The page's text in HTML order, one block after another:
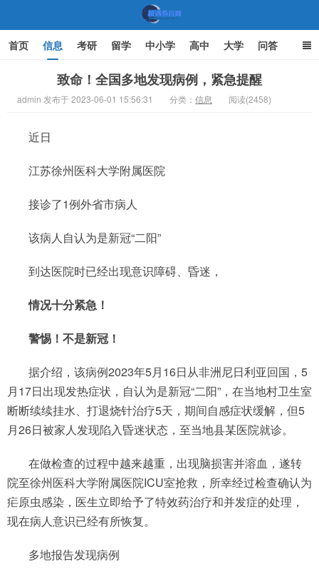
首页 信息 考研 留学 中小学 高中 大学 问答
家庭教育
致命！全国多地发现病例，紧急提醒
admin 发布于 2023-06-01 15:56:31 分类： 信息 阅读(2458)
近日
江苏徐州医科大学附属医院
接诊了1例外省市病人
该病人自认为是新冠“二阳”
到达医院时已经出现意识障碍、昏迷，
情况十分紧急！
警惕！不是新冠！
据介绍，该病例2023年5月16日从非洲尼日利亚回国，5
月17日出现发热症状，自认为是新冠“二阳”，在当地村卫生室
断断续续挂水、打退烧针治疗5天，期间自感症状缓解，但5
月26日被家人发现陷入昏迷状态，至当地县某医院就诊。
在做检查的过程中越来越重，出现脑损害并溶血，遂转
院至徐州医科大学附属医院ICU室抢救，所幸经过检查确认为
疟原虫感染，医生立即给予了特效药治疗和并发症的处理，
现在病人意识已经有所恢复。
多地报告发现病例